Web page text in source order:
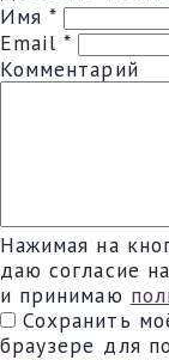
Имя*
Email*
Комментарий
Нажимая на
даю согласие на
и принимаю
Сохранить
браузере для